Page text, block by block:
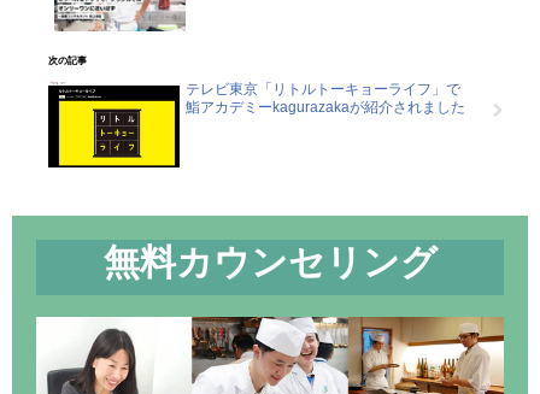
次の記事
テレビ東京「リトルトーキョーライフ」で
鮨アカデミーkagurazakaが紹介されました
無料カウンセリング